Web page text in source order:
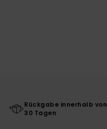
Rückgabe innerhalb von
30 Tagen